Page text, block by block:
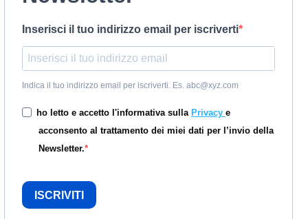
Inserisci il tuo indirizzo email per iscriverti
Indica il tuo indirizzo email per iscriverti. Es. abc@xyz.com
ho letto e accetto l'informativa sulla Privacy e
acconsento al trattamento dei miei dati per l’invio della
Newsletter.
ISCRIVITI